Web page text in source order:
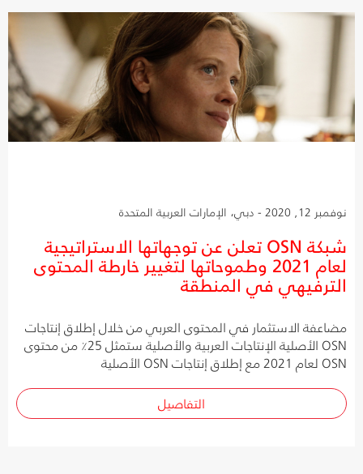
نوفمبر 12, 2020 - دبي، الإمارات العربية المتحدة
شبكة OSN تعلن عن توجهاتها الاستراتيجية
لعام 2021 وطموحاتها لتغيير خارطة المحتوى
الترفيهي في المنطقة
مضاعفة الاستثمار في المحتوى العربي من خلال إطلاق إنتاجات
OSN الأصلية الإنتاجات العربية والأصلية ستمثل 25٪ من محتوى
OSN لعام 2021 مع إطلاق إنتاجات OSN الأصلية
التفاصيل